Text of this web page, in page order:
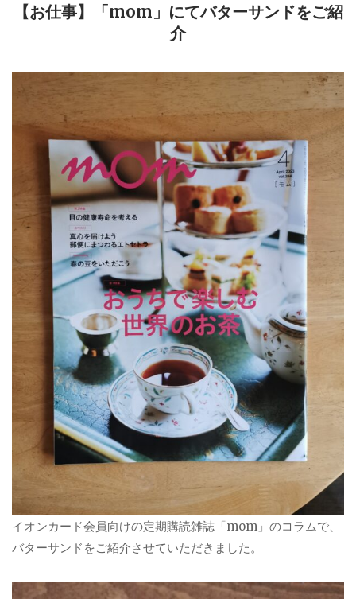
【お仕事】「mom」にてバターサンドをご紹
介
イオンカード会員向けの定期購読雑誌「mom」のコラムで、
バターサンドをご紹介させていただきました。